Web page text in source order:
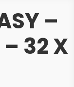
–
– 32 X